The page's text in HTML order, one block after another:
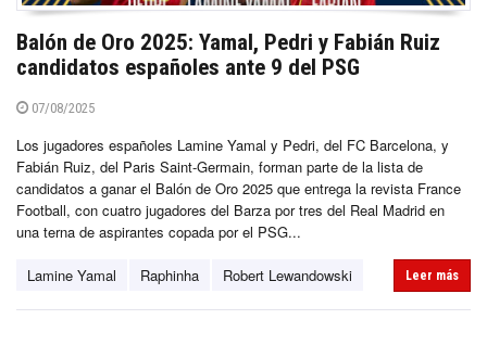
Balón de Oro 2025: Yamal, Pedri y Fabián Ruiz
candidatos españoles ante 9 del PSG
07/08/2025
Los jugadores españoles Lamine Yamal y Pedri, del FC Barcelona, y
Fabián Ruiz, del Paris Saint-Germain, forman parte de la lista de
candidatos a ganar el Balón de Oro 2025 que entrega la revista France
Football, con cuatro jugadores del Barza por tres del Real Madrid en
una terna de aspirantes copada por el PSG...
Lamine Yamal Raphinha Robert Lewandowski Leer más